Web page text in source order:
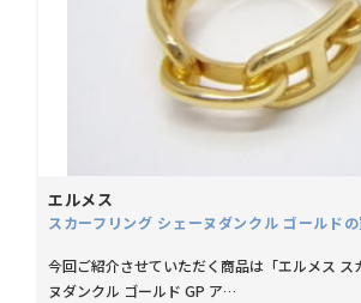
エルメス
スカーフリング シェーヌダンクル ゴールド
今回ご紹介させていただく商品は「エルメス ス
ヌダンクル ゴールド GP ア…